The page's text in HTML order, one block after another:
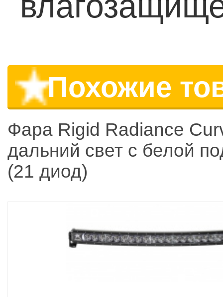
Похожие
Фара Rigid Radiance
дальний свет с белой
(21 диод)